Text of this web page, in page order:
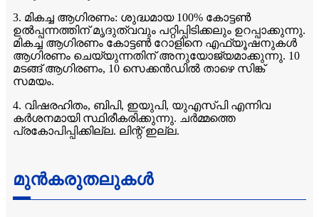
3. മികച്ച ആഗിരണം: ശുദ്ധമായ 100% കോട്ടൺ
ഉൽപ്പന്നത്തിന് മൃദുത്വവും പറ്റിപ്പിടിക്കലും ഉറപ്പാക്കുന്നു.
മികച്ച ആഗിരണം കോട്ടൺ റോളിനെ എഫ്യൂഷനുകൾ
ആഗിരണം ചെയ്യുന്നതിന് അനുയോജ്യമാക്കുന്നു. 10
മടങ്ങ് ആഗിരണം, 10 സെക്കൻഡിൽ താഴെ സിങ്ക്
സമയം.
4. വിഷരഹിതം, ബിപി, ഇയുപി, യുഎസ്പി എന്നിവ
കർശനമായി സ്ഥിരീകരിക്കുന്നു. ചർമ്മത്തെ
പ്രകോപിപ്പിക്കില്ല. ലിന്റ് ഇല്ല.
മുൻകരുതലുകൾ